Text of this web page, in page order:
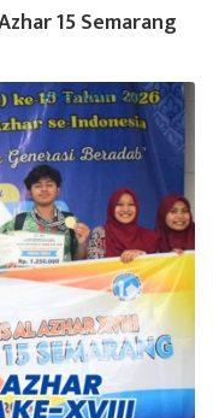
15 Semarang